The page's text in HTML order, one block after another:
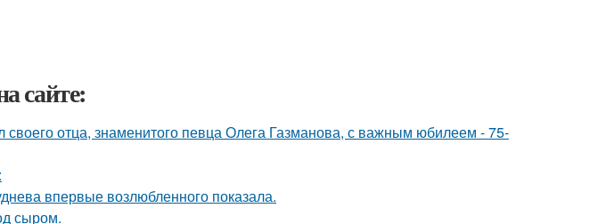
сайте:
своего отца, знаменитого певца Олега Газманова, с важным юбилеем - 75-
впервые возлюбленного показала.
сыром.